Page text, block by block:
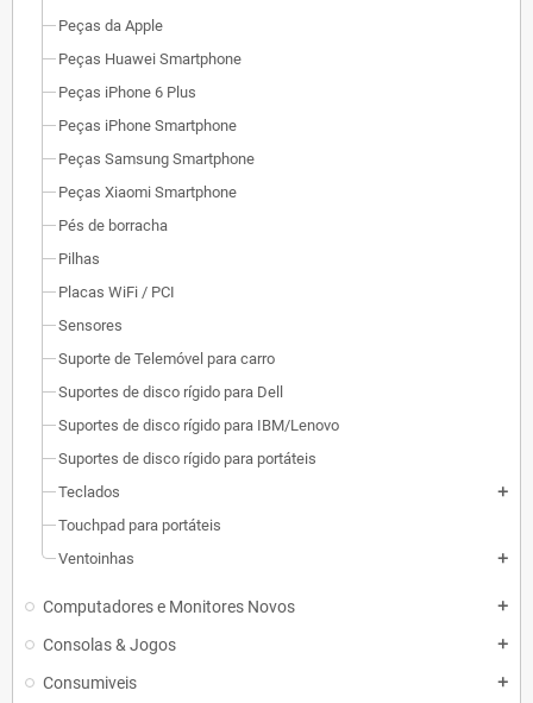
Peças da Apple
Peças Huawei Smartphone
Peças iPhone 6 Plus
Peças iPhone Smartphone
Peças Samsung Smartphone
Peças Xiaomi Smartphone
Pés de borracha
Pilhas
Placas WiFi / PCI
Sensores
Suporte de Telemóvel para carro
Suportes de disco rígido para Dell
Suportes de disco rígido para IBM/Lenovo
Suportes de disco rígido para portáteis
Teclados
add
Touchpad para portáteis
Ventoinhas
add
Computadores e Monitores Novos add
Consolas & Jogos add
Consumiveis add